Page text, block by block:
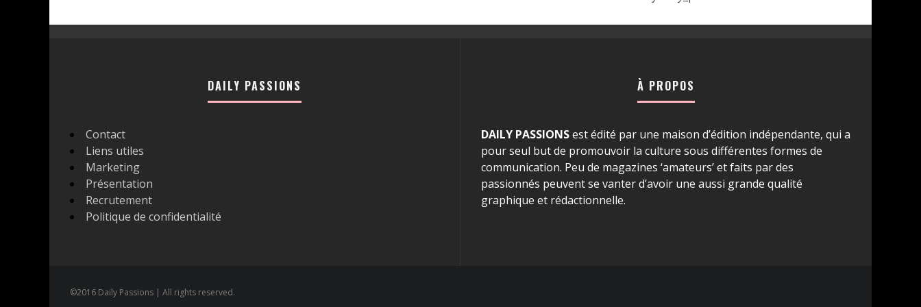
DAILY PASSIONS
Contact
Liens utiles
Marketing
Présentation
Recrutement
Politique de confidentialité
À PROPOS
DAILY PASSIONSest édité par une maison d’édition indépendante, qui a
pour seul but de promouvoir la culture sous différentes formes de
communication. Peu de magazines ‘amateurs’ et faits par des
passionnés peuvent se vanter d’avoir une aussi grande qualité
graphique et rédactionnelle.
©2016 Daily Passions | All rights reserved.